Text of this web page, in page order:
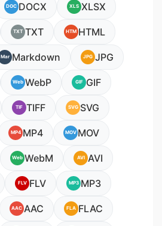
DOC DOCX XLS XLSX
TXT TXT HTM HTML
Mar Markdown JPG JPG
Web WebP GIF GIF
TIF TIFF SVG SVG
MP4 MP4 MOV MOV
Web WebM AVI AVI
FLV FLV MP3 MP3
AAC AAC FLA FLAC